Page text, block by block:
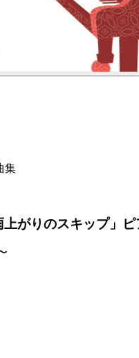
集
上がりのスキップ」